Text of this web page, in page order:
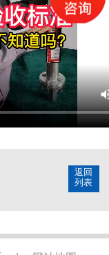
返回
列表